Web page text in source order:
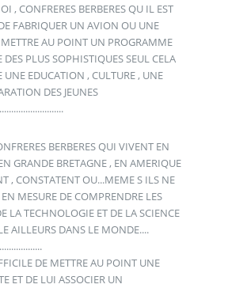
, CONFRERES BERBERES QU IL EST
FABRIQUER UN AVION OU UNE
METTRE AU POINT UN PROGRAMME
DES PLUS SOPHISTIQUES SEUL CELA
UNE EDUCATION , CULTURE , UNE
DES JEUNES
BERBERES QUI VIVENT EN
GRANDE BRETAGNE , EN AMERIQUE
, CONSTATENT OU...MEME S ILS NE
MESURE DE COMPRENDRE LES
LA TECHNOLOGIE ET DE LA SCIENCE
AILLEURS DANS LE MONDE....
DE METTRE AU POINT UNE
ET DE LUI ASSOCIER UN